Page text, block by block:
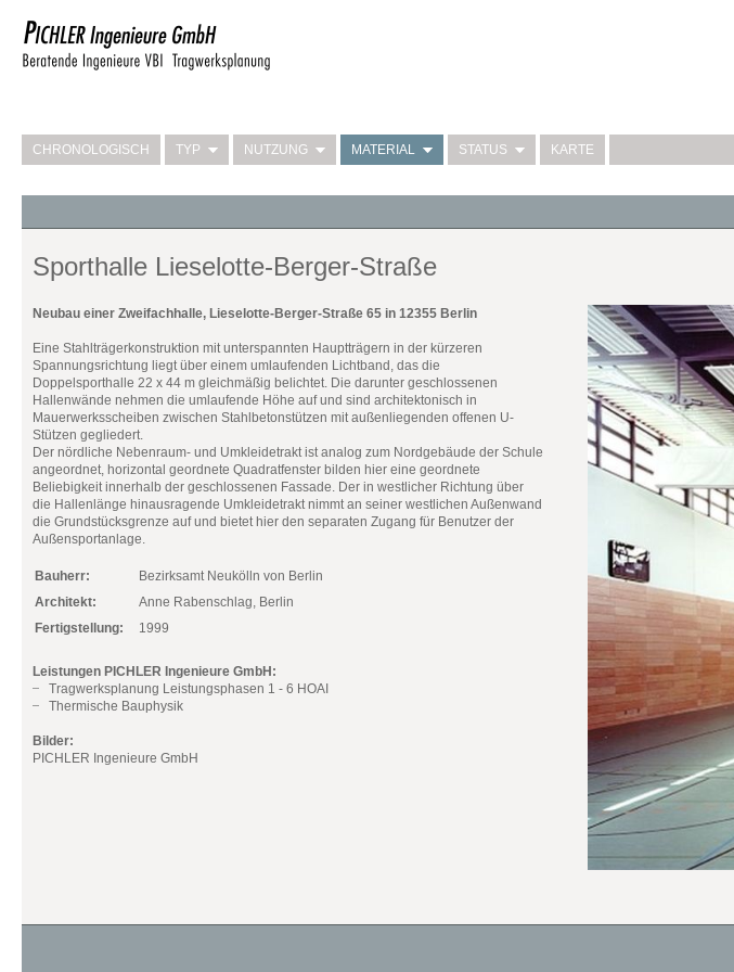
CHRONOLOGISCH TYP NUTZUNG MATERIAL STATUS KARTE
Sporthalle Lieselotte-Berger-Straße
Neubau einer Zweifachhalle, Lieselotte-Berger-Straße 65 in 12355 Berlin
Eine Stahlträgerkonstruktion mit unterspannten Hauptträgern in der kürzeren
Spannungsrichtung liegt über einem umlaufenden Lichtband, das die
Doppelsporthalle 22 x 44 m gleichmäßig belichtet. Die darunter geschlossenen
Hallenwände nehmen die umlaufende Höhe auf und sind architektonisch in
Mauerwerksscheiben zwischen Stahlbetonstützen mit außenliegenden offenen U-
Stützen gegliedert.
Der nördliche Nebenraum- und Umkleidetrakt ist analog zum Nordgebäude der Schule
angeordnet, horizontal geordnete Quadratfenster bilden hier eine geordnete
Beliebigkeit innerhalb der geschlossenen Fassade. Der in westlicher Richtung über
die Hallenlänge hinausragende Umkleidetrakt nimmt an seiner westlichen Außenwand
die Grundstücksgrenze auf und bietet hier den separaten Zugang für Benutzer der
Außensportanlage.
Bauherr:
Bezirksamt Neukölln von Berlin
Architekt:
Anne Rabenschlag, Berlin
Fertigstellung:
1999
Leistungen PICHLER Ingenieure GmbH:
Tragwerksplanung Leistungsphasen 1 - 6 HOAI
Thermische Bauphysik
Bilder:
PICHLER Ingenieure GmbH